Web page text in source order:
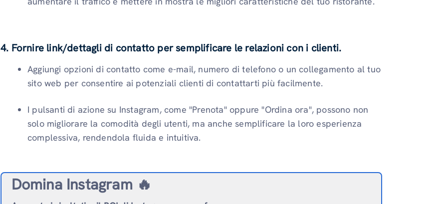
4. Fornire link/dettagli di contatto per semplificare le relazioni con i clienti.
Aggiungi opzioni di contatto come e-mail, numero di telefono o un collegamento al tuo
sito web per consentire ai potenziali clienti di contattarti più facilmente.
I pulsanti di azione su Instagram, come "Prenota" oppure "Ordina ora", possono non
solo migliorare la comodità degli utenti, ma anche semplificare la loro esperienza
complessiva, rendendola fluida e intuitiva.
Domina Instagram 🔥